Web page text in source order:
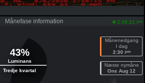
Månefase information 2:09:21 pm
43%
Luminans
Tredje kvartal
Månenedgang
I dag
2:30 pm
Næste nymåne
Ons Aug 12